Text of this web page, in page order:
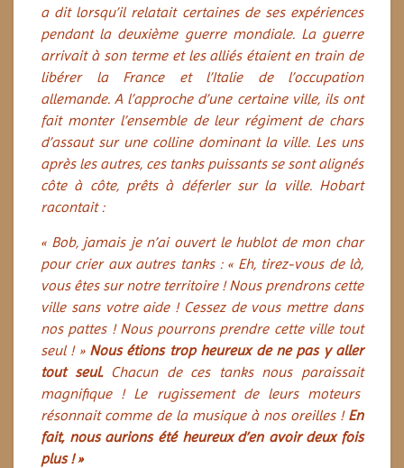
a dit lorsqu’il relatait certaines de ses expériences
pendant la deuxième guerre mondiale. La guerre
arrivait à son terme et les alliés étaient en train de
libérer la France et l’Italie de l’occupation
allemande. A l’approche d’une certaine ville, ils ont
fait monter l’ensemble de leur régiment de chars
d’assaut sur une colline dominant la ville. Les uns
après les autres, ces tanks puissants se sont alignés
côte à côte, prêts à déferler sur la ville. Hobart
racontait :
« Bob, jamais je n’ai ouvert le hublot de mon char
pour crier aux autres tanks : « Eh, tirez-vous de là,
vous êtes sur notre territoire ! Nous prendrons cette
ville sans votre aide ! Cessez de vous mettre dans
nos pattes ! Nous pourrons prendre cette ville tout
seul ! » Nous étions trop heureux de ne pas y aller
tout seul.Chacun de ces tanks nous paraissait
magnifique ! Le rugissement de leurs moteurs
résonnait comme de la musique à nos oreilles ! En
fait, nous aurions été heureux d’en avoir deux fois
plus ! »